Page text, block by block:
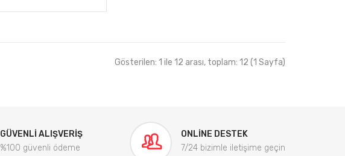
Gösterilen: 1 ile 12 arası, toplam: 12 (1 Sayfa)
GÜVENLI ALIŞVERIŞ
%100 güvenli ödeme
ONLINE DESTEK
7/24 bizimle iletişime geçin